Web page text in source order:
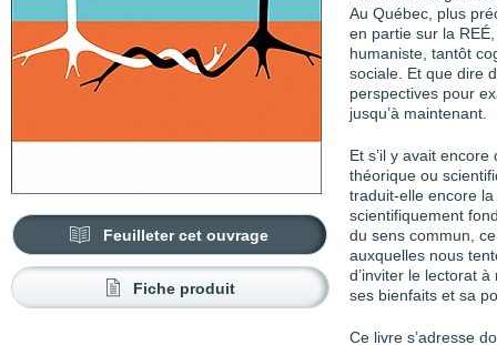
Feuilleter cet ouvrage
Fiche produit
Au Québec, plus
en partie sur la
humaniste, tantôt
sociale. Et que dire
perspectives pour
jusqu’à maintenant.
Et s’il y avait
théorique ou
traduit-elle encore
scientifiquement
du sens commun,
auxquelles nous
d’inviter le lectorat
ses bienfaits et sa
Ce livre s’adresse